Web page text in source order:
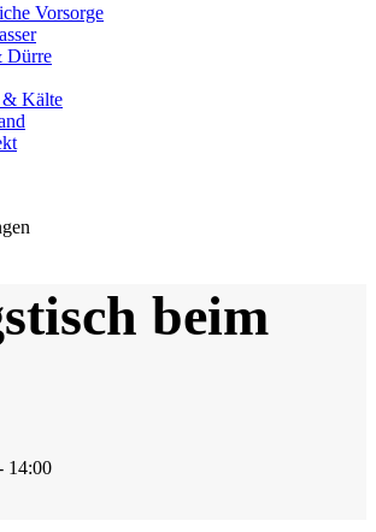
Vorsorge
Dürre
& Kälte
beim
14:00